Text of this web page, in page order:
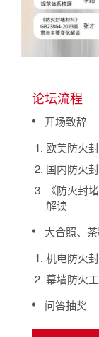
论坛流程
开场致辞
欧美防火
国内防火
《防火封
解读
大合照、
机电防火
幕墙防火
问答抽奖